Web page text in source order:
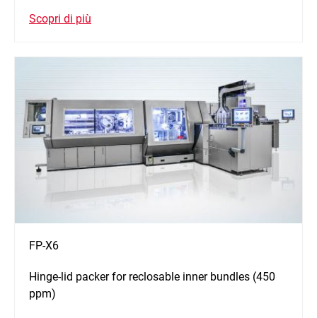
Scopri di più
FP-X6
Hinge-lid packer for reclosable inner bundles (450
ppm)